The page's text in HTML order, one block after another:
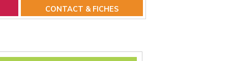
CONTACT & FICHES